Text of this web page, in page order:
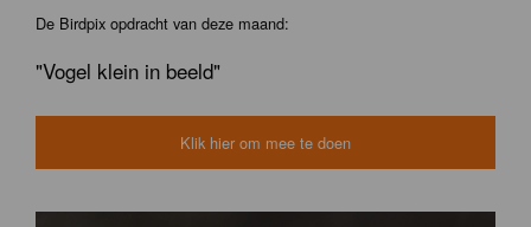
De Birdpix opdracht van deze maand:
"Vogel klein in beeld"
Klik hier om mee te doen